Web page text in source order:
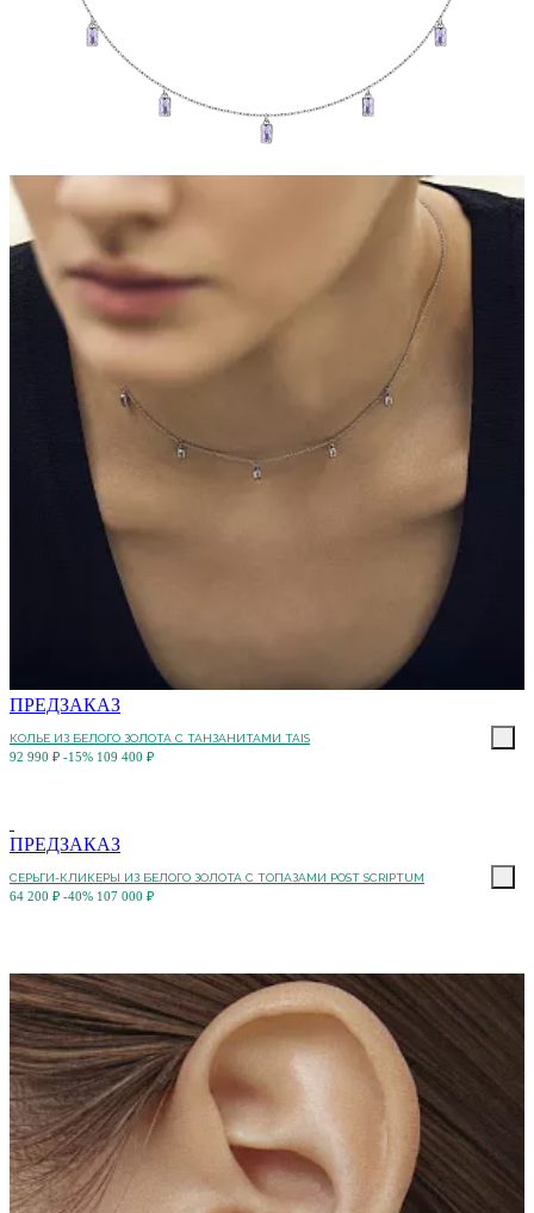
ПРЕДЗАКАЗ
КОЛЬЕ ИЗ БЕЛОГО ЗОЛОТА С ТАНЗАНИТАМИ TAIS
92 990 ₽ -15% 109 400 ₽
ПРЕДЗАКАЗ
СЕРЬГИ-КЛИКЕРЫ ИЗ БЕЛОГО ЗОЛОТА С ТОПАЗАМИ POST SCRIPTUM
64 200 ₽ -40% 107 000 ₽